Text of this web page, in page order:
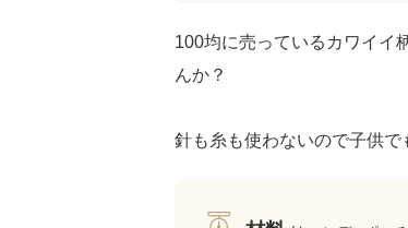
100均に売っているカワイイ
んか？
針も糸も使わないので子供で